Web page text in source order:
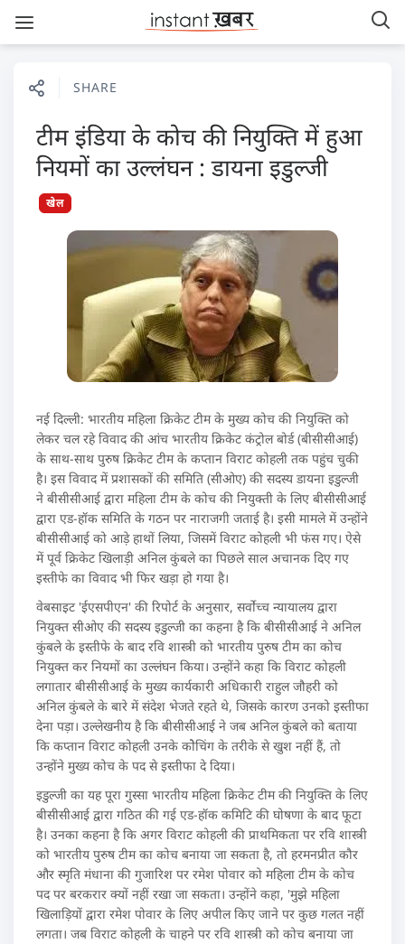
SHARE
टीम इंडिया के कोच की नियुक्ति में हुआ
नियमों का उल्लंघन : डायना इडुल्जी
खेल
नई दिल्ली: भारतीय महिला क्रिकेट टीम के मुख्य कोच की नियुक्ति को
लेकर चल रहे विवाद की आंच भारतीय क्रिकेट कंट्रोल बोर्ड (बीसीसीआई)
के साथ-साथ पुरुष क्रिकेट टीम के कप्तान विराट कोहली तक पहुंच चुकी
है। इस विवाद में प्रशासकों की समिति (सीओए) की सदस्य डायना इडुल्जी
ने बीसीसीआई द्वारा महिला टीम के कोच की नियुक्ती के लिए बीसीसीआई
द्वारा एड-हॉक समिति के गठन पर नाराजगी जताई है। इसी मामले में उन्होंने
बीसीसीआई को आड़े हाथों लिया, जिसमें विराट कोहली भी फंस गए। ऐसे
में पूर्व क्रिकेट खिलाड़ी अनिल कुंबले का पिछले साल अचानक दिए गए
इस्तीफे का विवाद भी फिर खड़ा हो गया है।
वेबसाइट 'ईएसपीएन' की रिपोर्ट के अनुसार, सर्वोच्च न्यायालय द्वारा
नियुक्त सीओए की सदस्य इडुल्जी का कहना है कि बीसीसीआई ने अनिल
कुंबले के इस्तीफे के बाद रवि शास्त्री को भारतीय पुरुष टीम का कोच
नियुक्त कर नियमों का उल्लंघन किया। उन्होंने कहा कि विराट कोहली
लगातार बीसीसीआई के मुख्य कार्यकारी अधिकारी राहुल जौहरी को
अनिल कुंबले के बारे में संदेश भेजते रहते थे, जिसके कारण उनको इस्तीफा
देना पड़ा। उल्लेखनीय है कि बीसीसीआई ने जब अनिल कुंबले को बताया
कि कप्तान विराट कोहली उनके कोेचिंग के तरीके से खुश नहीं हैं, तो
उन्होंने मुख्य कोच के पद से इस्तीफा दे दिया।
इडुल्जी का यह पूरा गुस्सा भारतीय महिला क्रिकेट टीम की नियुक्ति के लिए
बीसीसीआई द्वारा गठित की गई एड-हॉक कमिटि की घोषणा के बाद फूटा
है। उनका कहना है कि अगर विराट कोहली की प्राथमिकता पर रवि शास्त्री
को भारतीय पुरुष टीम का कोच बनाया जा सकता है, तो हरमनप्रीत कौर
और स्मृति मंधाना की गुजारिश पर रमेश पोवार को महिला टीम के कोच
पद पर बरकरार क्यों नहीं रखा जा सकता। उन्होंने कहा, 'मुझे महिला
खिलाड़ियों द्वारा रमेश पोवार के लिए अपील किए जाने पर कुछ गलत नहीं
लगता। जब विराट कोहली के चाहने पर रवि शास्त्री को कोच बनाया जा